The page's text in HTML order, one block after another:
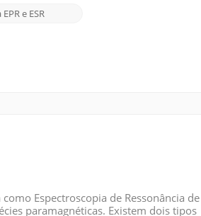
e ESR
Espectroscopia de Ressonância
paramagnéticas. Existem dois tipos